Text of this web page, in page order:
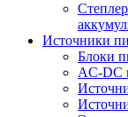
Источники
Блоки
AC-DC